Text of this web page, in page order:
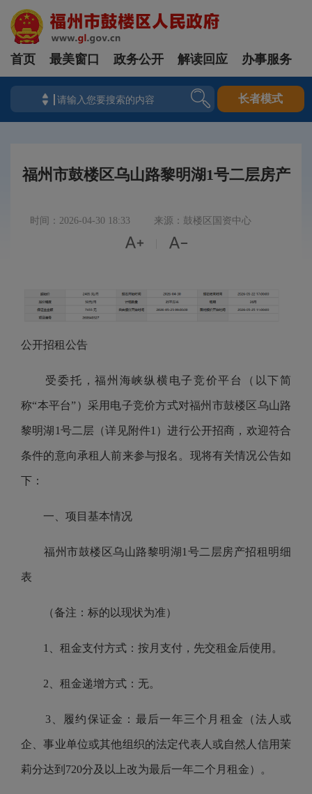
首页 最美窗口 政务公开 解读回应 办事服务
长者模式
福州市鼓楼区乌山路黎明湖1号二层房产
时间：2026-04-30 18:33 来源：鼓楼区国资中心
 
公开招租公告
受委托，福州海峡纵横电子竞价平台（以下简
称“本平台”）采用电子竞价方式对福州市鼓楼区乌山路
黎明湖1号二层（详见附件1）进行公开招商，欢迎符合
条件的意向承租人前来参与报名。现将有关情况公告如
下：
一、项目基本情况
福州市鼓楼区乌山路黎明湖1号二层房产招租明细
表
（备注：标的以现状为准）
1、租金支付方式：按月支付，先交租金后使用。
2、租金递增方式：无。
3、履约保证金：最后一年三个月租金（法人或
企、事业单位或其他组织的法定代表人 或自然人信用茉
莉分达到720分及以上改为最后一年二个月租金）。